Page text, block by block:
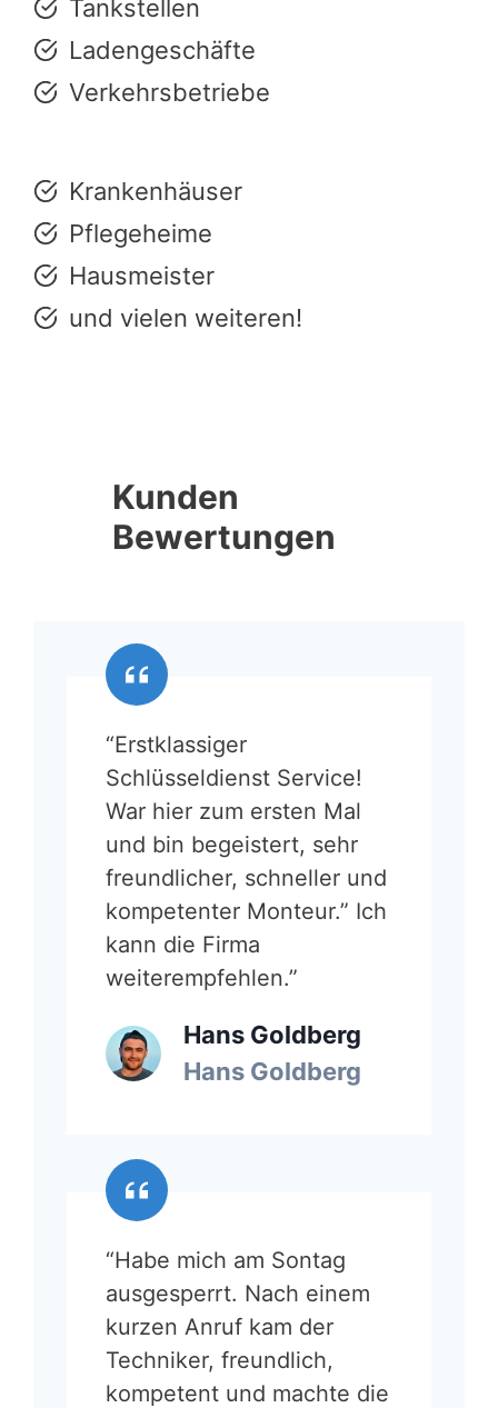
Tankstellen
Ladengeschäfte
Verkehrsbetriebe
Krankenhäuser
Pflegeheime
Hausmeister
und vielen weiteren!
Kunden
Bewertungen
“Erstklassiger
Schlüsseldienst Service!
War hier zum ersten Mal
und bin begeistert, sehr
freundlicher, schneller und
kompetenter Monteur.” Ich
kann die Firma
weiterempfehlen.”
Hans Goldberg
Hans Goldberg
“Habe mich am Sontag
ausgesperrt. Nach einem
kurzen Anruf kam der
Techniker, freundlich,
kompetent und machte die